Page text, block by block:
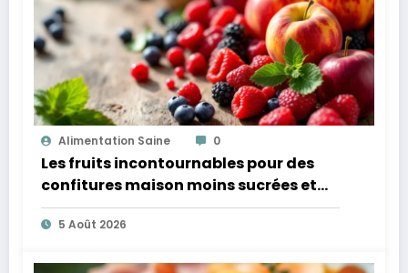
Alimentation Saine 0
Les fruits incontournables pour des
confitures maison moins sucrées et
plus légères
5 Août 2026